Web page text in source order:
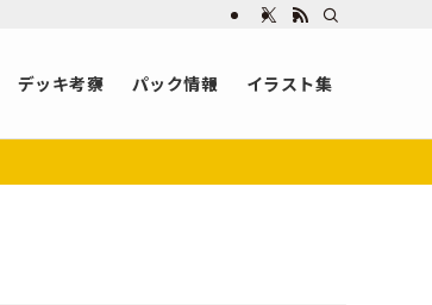
デッキ考察 パック情報 イラスト集